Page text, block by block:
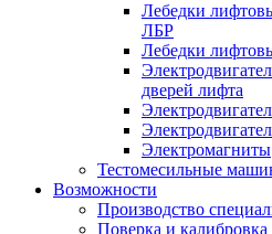
Лебедки
ЛБР
Лебедки
дверей лифта
Электромагниты
Тестомесильные
Возможности
Производство
Поверка и калибровка